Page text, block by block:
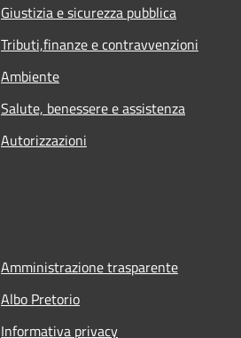
Giustizia e sicurezza pubblica
Tributi,finanze e contravvenzioni
Ambiente
Salute, benessere e assistenza
Autorizzazioni
Amministrazione trasparente
Albo Pretorio
Informativa privacy